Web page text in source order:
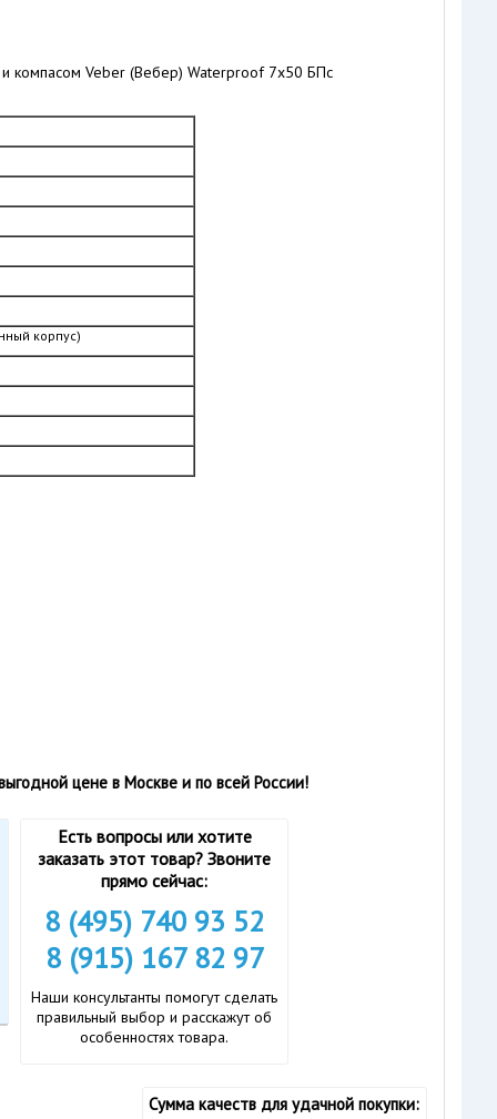
корпус)
цене в Москве и по всей России!
Есть вопросы или хотите
заказать этот товар? Звоните
прямо сейчас:
8 (495) 740 93 52
8 (915) 167 82 97
Наши консультанты помогут сделать
правильный выбор и расскажут об
особенностях товара.
Сумма качеств для удачной покупки: